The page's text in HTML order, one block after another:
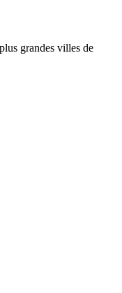
grandes villes de